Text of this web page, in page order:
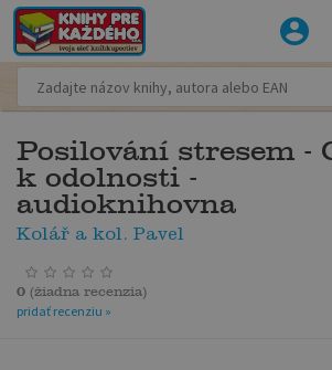
Posilování stresem -
k odolnosti -
audioknihovna
Kolář a kol. Pavel
0 (žiadna recenzia)
pridať recenziu »